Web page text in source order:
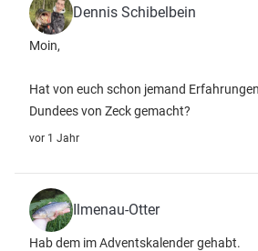
Dennis Schibelbein
Moin,
Hat von euch schon jemand
Dundees von Zeck gemacht?
vor 1 Jahr
Ilmenau-Otter
Hab dem im Adventskalender gehabt.